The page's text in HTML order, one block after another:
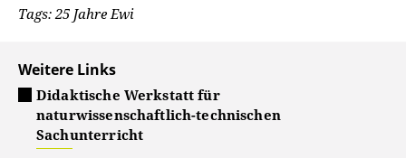
Tags: 25 Jahre Ewi
Weitere Links
Didaktische Werkstatt für
naturwissenschaftlich-technischen
Sachunterricht